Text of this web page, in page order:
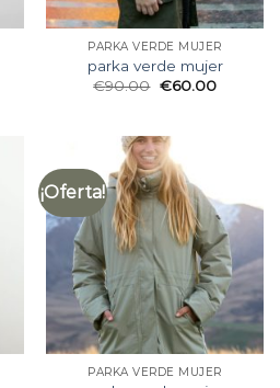
PARKA VERDE MUJER
parka verde mujer
€90.00 €60.00
¡Oferta!
PARKA VERDE MUJER